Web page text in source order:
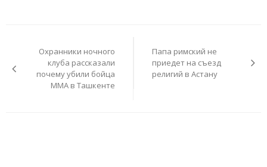
записямОхранники ночного
клуба рассказали
почему убили бойца
ММА в Ташкенте
Папа римский не
приедет на съезд
религий в Астану